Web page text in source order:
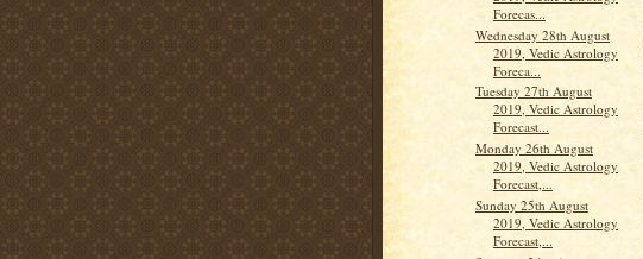
Forecas...
Wednesday 28th August
2019, Vedic Astrology
Foreca...
Tuesday 27th August
2019, Vedic Astrology
Forecast...
Monday 26th August
2019, Vedic Astrology
Forecast,...
Sunday 25th August
2019, Vedic Astrology
Forecast,...